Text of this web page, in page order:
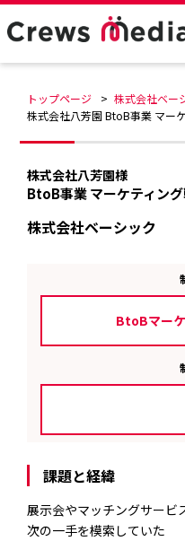
トップページ
株式会社ベー
株式会社八芳園 BtoB事業 マー
株式会社八芳園様
BtoB事業 マーケティン
株式会社ベーシック
BtoBマー
課題と経緯
展示会やマッチングサービ
次の一手を模索していた